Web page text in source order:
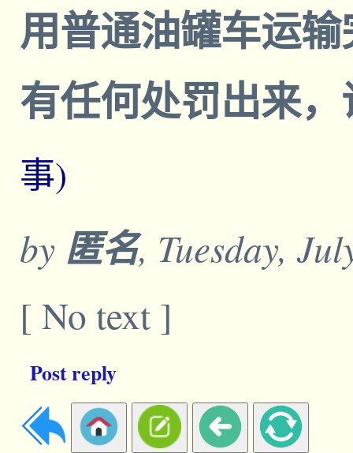
用普通油罐车运
有任何处罚出来
事)
by 匿名, Tuesday,
[ No text ]
Post reply